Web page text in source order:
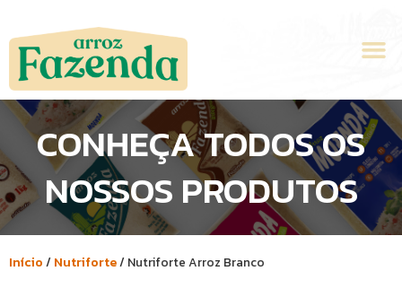
conteúdo
CONHEÇA TODOS OS
NOSSOS PRODUTOS
Início / Nutriforte/ Nutriforte Arroz Branco